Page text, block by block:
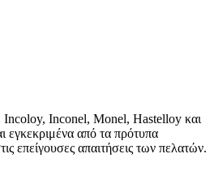
Incoloy, Inconel, Monel, Hastelloy και
από τα πρότυπα
απαιτήσεις των πελατών.